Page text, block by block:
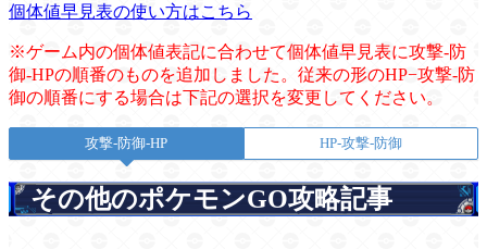
個体値早見表の使い方はこちら
※ゲーム内の個体値表記に合わせて個体値早見表に攻撃-防
御-HPの順番のものを追加しました。従来の形のHP−攻撃-防
御の順番にする場合は下記の選択を変更してください。
攻撃-防御-HP HP-攻撃-防御
その他のポケモンGO攻略記事